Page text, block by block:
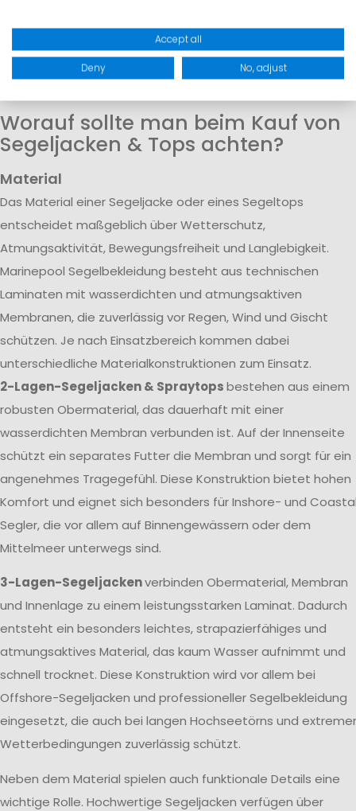
mm
Racing
Elementar
Smock 2.0
Worauf sollte man beim Kauf von
Segeljacken & Tops achten?
Material
Das Material einer Segeljacke oder eines Segeltops
entscheidet maßgeblich über Wetterschutz,
Atmungsaktivität, Bewegungsfreiheit und Langlebigkeit.
Marinepool Segelbekleidung besteht aus technischen
Laminaten mit wasserdichten und atmungsaktiven
Membranen, die zuverlässig vor Regen, Wind und Gischt
schützen. Je nach Einsatzbereich kommen dabei
unterschiedliche Materialkonstruktionen zum Einsatz.
2-Lagen-Segeljacken & Spraytopsbestehen aus einem
robusten Obermaterial, das dauerhaft mit einer
wasserdichten Membran verbunden ist. Auf der Innenseite
schützt ein separates Futter die Membran und sorgt für ein
angenehmes Tragegefühl. Diese Konstruktion bietet hohen
Komfort und eignet sich besonders für Inshore- und
Segler, die vor allem auf Binnengewässern oder dem
Mittelmeer unterwegs sind.
3-Lagen-Segeljackenverbinden Obermaterial, Membran
und Innenlage zu einem leistungsstarken Laminat. Dadurch
entsteht ein besonders leichtes, strapazierfähiges und
atmungsaktives Material, das kaum Wasser aufnimmt und
schnell trocknet. Diese Konstruktion wird vor allem bei
Offshore-Segeljacken und professioneller Segelbekleidung
eingesetzt, die auch bei langen Hochseetörns und
Wetterbedingungen zuverlässig schützt.
Neben dem Material spielen auch funktionale Details eine
wichtige Rolle. Hochwertige Segeljacken verfügen über
Accept all
Deny No, adjust